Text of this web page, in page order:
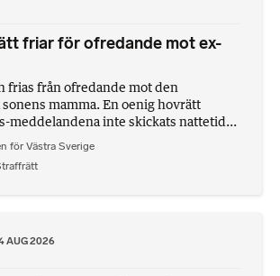
friar för ofredande mot ex-
frias från ofredande mot den
mamma. En oenig hovrätt
meddelandena inte skickats nattetid...
för Västra Sverige
AUG 2026